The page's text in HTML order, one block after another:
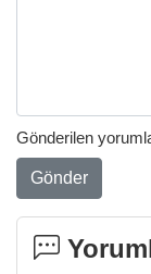
Gönderilen
Gönder